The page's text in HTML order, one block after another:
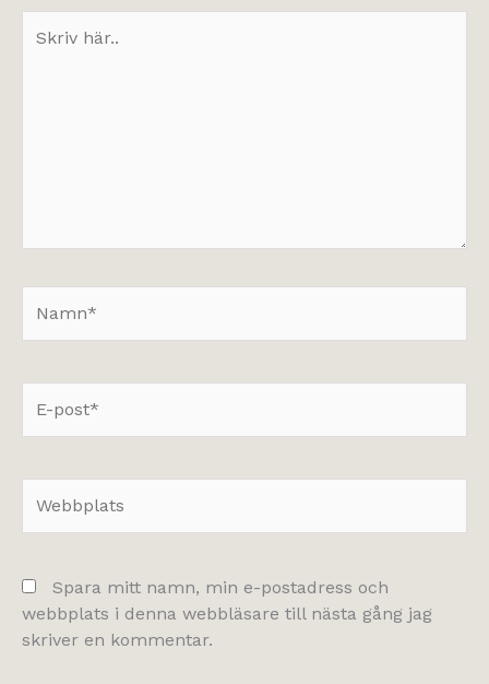
här..
post*
Spara mitt namn, min e-postadress och
webbplats i denna webbläsare till nästa gång jag
skriver en kommentar.